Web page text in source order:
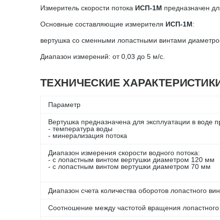
Измеритель скорости потока ИСП-1М предназначен
Основные составляющие измерителя ИСП-1М:
вертушка со сменными лопастными винтами
Диапазон измерений: от 0,03 до 5 м/с.
ТЕХНИЧЕСКИЕ
Параметр
Вертушка предназначена для эксплуатации в воде
- температура воды
- минерализация потока
Диапазон измерения скорости водного потока:
- с лопастным винтом вертушки диаметром 120 мм
- с лопастным винтом вертушки диаметром 70 мм
Диапазон счета количества оборотов лопастного
Соотношение между частотой вращения